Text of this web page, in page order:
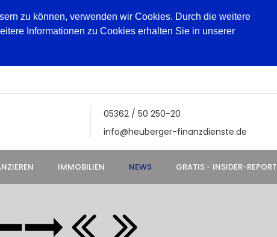
zu können, verwenden wir Cookies. Durch die weitere
Informationen zu Cookies erhalten Sie in unserer
05362 / 50 250-20
info@heuberger-finanzdienste.de
IMMOBILIEN NEWS GRATIS - INSIDER-REPORT